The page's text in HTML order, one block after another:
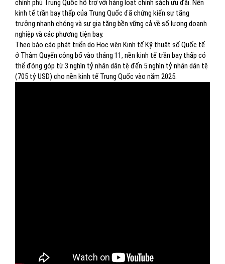
chính phủ Trung Quốc hỗ trợ với hàng loạt chính sách ưu đãi. Nền
kinh tế trần bay thấp của Trung Quốc đã chứng kiến ​​sự tăng
trưởng nhanh chóng và sự gia tăng bền vững cả về số lượng doanh
nghiệp và các phương tiện bay.
Theo báo cáo phát triển do Học viện Kinh tế Kỹ thuật số Quốc tế
ở Thâm Quyến công bố vào tháng 11, nền kinh tế trần bay thấp có
thể đóng góp từ 3 nghìn tỷ nhân dân tệ đến 5 nghìn tỷ nhân dân tệ
(705 tỷ USD) cho nền kinh tế Trung Quốc vào năm 2025.